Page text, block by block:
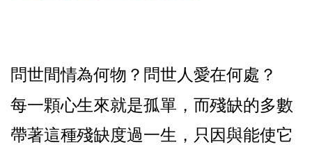
問世間情為何物？問世人愛在何處？
每一顆心生來就是孤單， 而殘缺的多數
帶著這種殘缺度過一生， 只因與能使它